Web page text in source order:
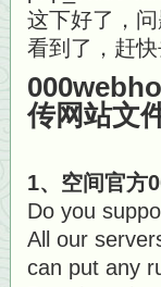
这下好了，
看到了，赶快
传网站文
1、空间官方
Do you
All our
can put any